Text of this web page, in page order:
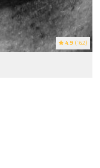
4.9 (162)